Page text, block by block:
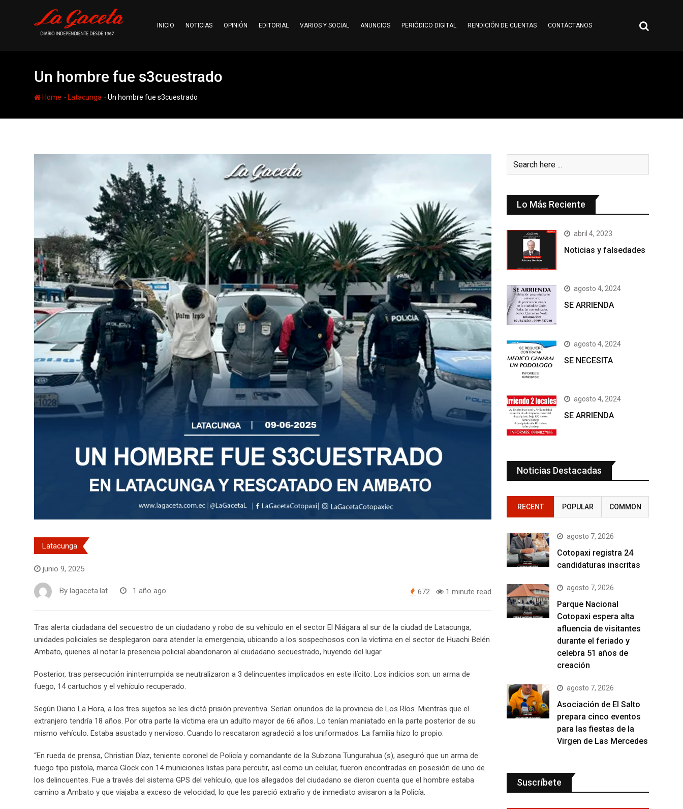
INICIO NOTICIAS OPINIÓN EDITORIAL VARIOS Y SOCIAL ANUNCIOS PERIÓDICO DIGITAL RENDICIÓN DE CUENTAS CONTÁCTANOS
Un hombre fue s3cuestrado
Home - Latacunga -Un hombre fue s3cuestrado
Latacunga
junio 9, 2025
By lagaceta.lat 1 año ago 672 1 minute read
Tras alerta ciudadana del secuestro de un ciudadano y robo de su vehículo en el sector El Niágara al sur de la ciudad de Latacunga,
unidades policiales se desplegaron oara atender la emergencia, ubicando a los sospechosos con la víctima en el sector de Huachi Belén
Ambato, quienes al notar la presencia policial abandonaron al ciudadano secuestrado, huyendo del lugar.
Posterior, tras persecución ininterrumpida se neutralizaron a 3 delincuentes implicados en este ilícito. Los indicios son: un arma de
fuego, 14 cartuchos y el vehículo recuperado.
Según Diario La Hora, a los tres sujetos se les dictó prisión preventiva. Serían oriundos de la provincia de Los Ríos. Mientras que el
extranjero tendría 18 años. Por otra parte la víctima era un adulto mayor de 66 años. Lo tenían maniatado en la parte posterior de su
mismo vehículo. Estaba asustado y nervioso. Cuando lo rescataron agradeció a los uniformados. La familia hizo lo propio.
“En rueda de prensa, Christian Díaz, teniente coronel de Policía y comandante de la Subzona Tungurahua (s), aseguró que un arma de
fuego tipo pistola, marca Glock con 14 municiones listas para percutir, así como un celular, fueron encontradas en posesión de uno de
los delincuentes. Fue a través del sistema GPS del vehículo, que los allegados del ciudadano se dieron cuenta que el hombre estaba
camino a Ambato y que viajaba a exceso de velocidad, lo que les pareció extraño y de inmediato avisaron a la Policía.
Lo Más Reciente
abril 4, 2023
Noticias y falsedades
agosto 4, 2024
SE ARRIENDA
agosto 4, 2024
SE NECESITA
agosto 4, 2024
SE ARRIENDA
Noticias Destacadas
RECENT POPULAR COMMON
agosto 7, 2026
Cotopaxi registra 24
candidaturas inscritas
agosto 7, 2026
Parque Nacional
Cotopaxi espera alta
afluencia de visitantes
durante el feriado y
celebra 51 años de
creación
agosto 7, 2026
Asociación de El Salto
prepara cinco eventos
para las fiestas de la
Virgen de Las Mercedes
Suscríbete